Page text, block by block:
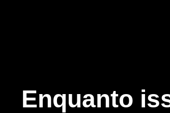
Enquanto